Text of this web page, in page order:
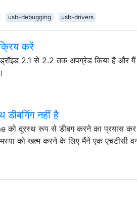
usb-debugging usb-drivers
करें
2.1 से 2.2 तक अपग्रेड किया है और मैं
डीबगिंग नहीं है
को दूरस्थ रूप से डीबग करने का प्रयास
को खत्म करने के लिए मैंने एक एचटीसी